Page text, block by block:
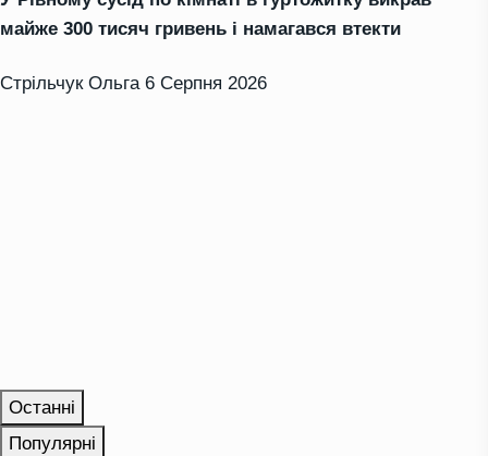
майже 300 тисяч гривень і намагався втекти
Стрільчук Ольга 6 Серпня 2026
Останні
Популярні